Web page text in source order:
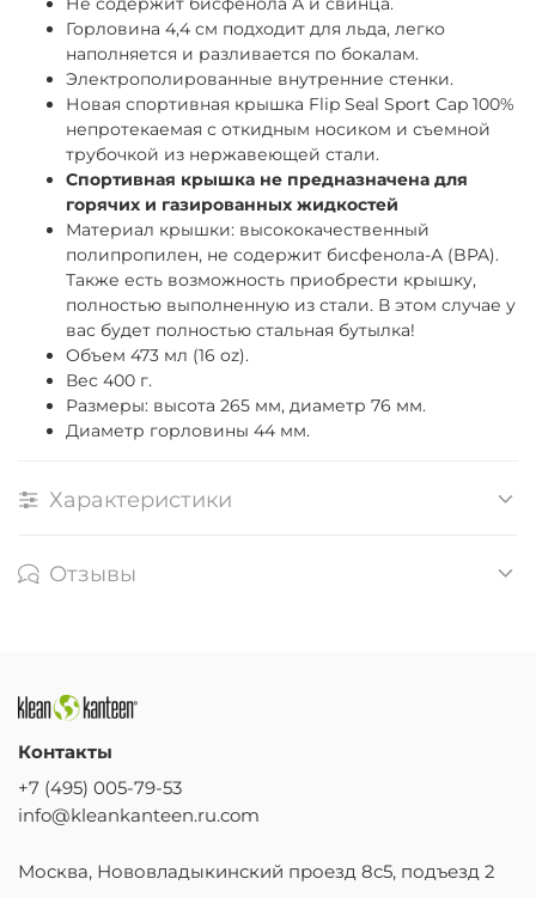
Горловина 4,4 см подходит для льда, легко
наполняется и разливается по бокалам.
Электрополированные внутренние стенки.
Новая спортивная крышка Flip Seal Sport Cap 100%
непротекаемая с откидным носиком и съемной
трубочкой из нержавеющей стали.
Спортивная крышка не предназначена для
горячих и газированных жидкостей
Материал крышки: высококачественный
полипропилен, не содержит бисфенола-А (BPA).
Также есть возможность приобрести крышку,
полностью выполненную из стали. В этом случае у
вас будет полностью стальная бутылка!
Объем 473 мл (16 oz).
Вес 400 г.
Размеры: высота 265 мм, диаметр 76 мм.
Диаметр горловины 44 мм.
Характеристики
Отзывы
Контакты
+7 (495) 005-79-53
info@kleankanteen.ru.com
Москва, Нововладыкинский проезд 8с5, подъезд 2